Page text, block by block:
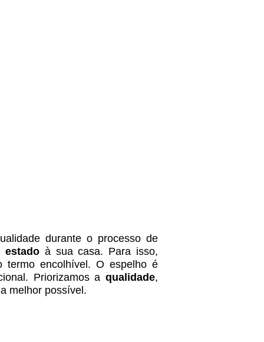
durante o processo de
estado à sua casa. Para isso,
termo encolhível. O espelho é
Priorizamos a qualidade,
melhor possível.